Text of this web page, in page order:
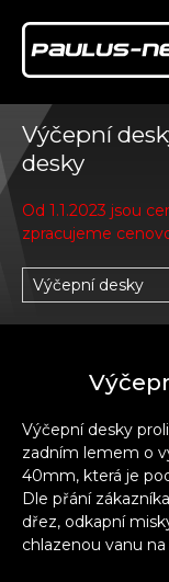
Výčepní
desky
Od 1.1.2023 jsou
zpracujeme
Výčepní desky
zadním lemem o
40mm, která je
Dle přání
dřez, odkapní
chlazenou vanu